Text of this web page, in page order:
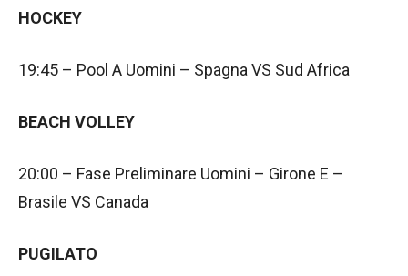
HOCKEY
19:45 – Pool A Uomini – Spagna VS Sud Africa
BEACH VOLLEY
20:00 – Fase Preliminare Uomini – Girone E –
Brasile VS Canada
PUGILATO